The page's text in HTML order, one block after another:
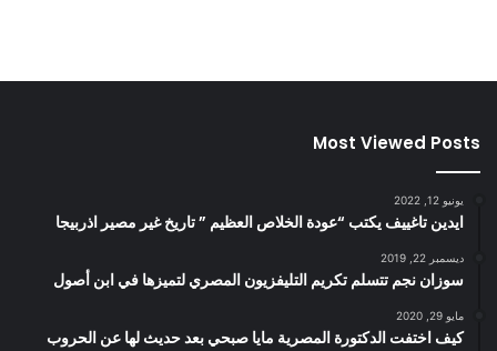
Most Viewed Posts
يونيو 12, 2022
ايدين تاغييف يكتب “عودة الخلاص العظيم ” تاريخ غير مصير اذربيجا
ديسمبر 22, 2019
سوزان نجم تتسلم تكريم التليفزيون المصري لتميزها في ابن أصول
مايو 29, 2020
كيف اختفت الدكتورة المصرية مايا صبحي بعد حديث لها عن الحروب